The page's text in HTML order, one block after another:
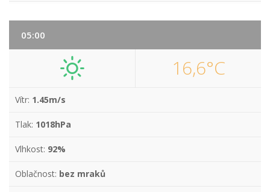
05:00
16,6°C
Vítr: 1.45m/s
Tlak: 1018hPa
Vlhkost: 92%
Oblačnost: bez mraků